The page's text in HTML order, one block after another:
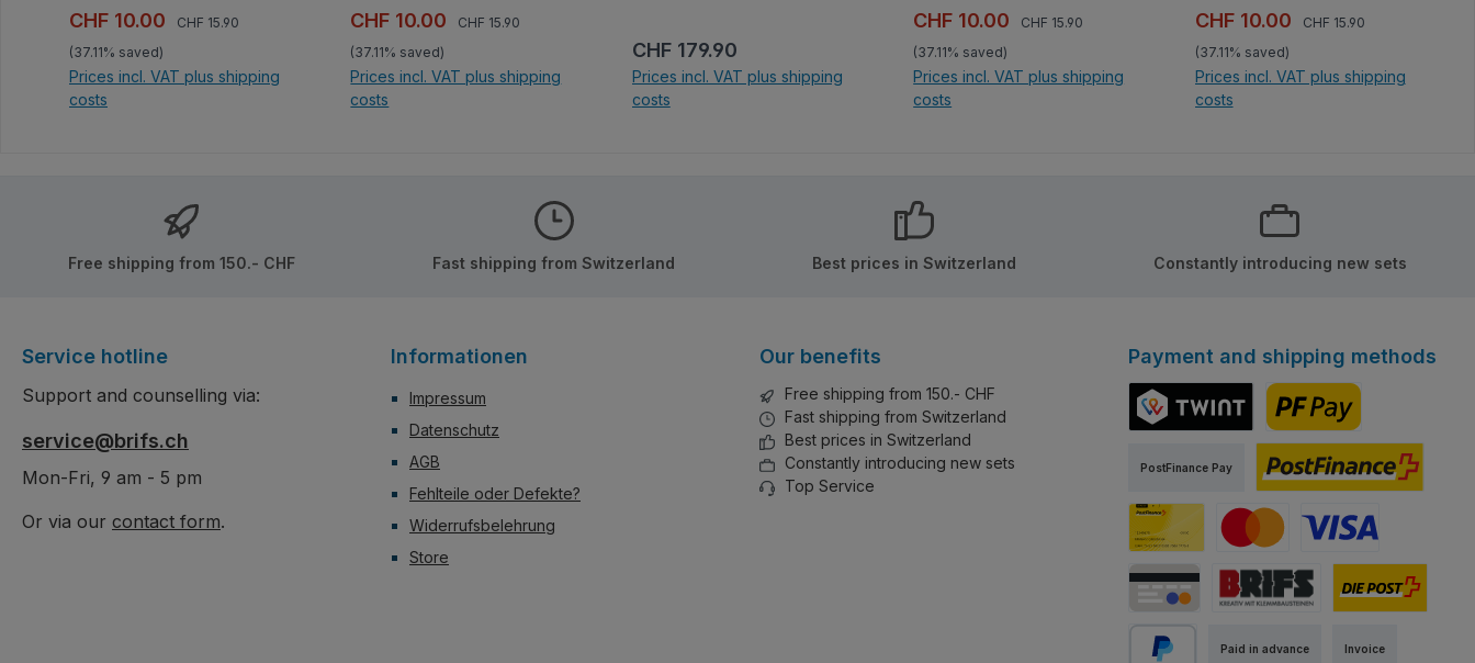
keine Aufkleber!
Sale price:
CHF 10.00 Regular price:
CHF 15.90
(37.11% saved)
Prices incl. VAT plus shipping
costs
Innen wie Außen vor
kreativen Bauelementen nur
so strotzen. Alle Teile
bedruckt, keine Aufkleber!
Sale price:
CHF 10.00 Regular price:
CHF 15.90
(37.11% saved)
Prices incl. VAT plus shipping
costs
Set aus Klemmbausteinen
der Marke Qman/Keeppley.
Wie immer bei Keepley top
Regular price:
CHF 179.90
Prices incl. VAT plus shipping
costs
Sale price:
CHF 10.00 Regular price:
CHF 15.90
(37.11% saved)
Prices incl. VAT plus shipping
costs
Sale price:
CHF 10.00 Regular price:
CHF 15.90
(37.11% saved)
Prices incl. VAT plus shipping
costs
Free shipping from 150.- CHF Fast shipping from Switzerland Best prices in Switzerland Constantly introducing new sets
Service hotline
Support and counselling via:
service@brifs.ch
Mon-Fri, 9 am - 5 pm
Or via our contact form.
Informationen
Impressum
Datenschutz
AGB
Fehlteile oder Defekte?
Widerrufsbelehrung
Store
Our benefits
Free shipping from 150.- CHF
Fast shipping from Switzerland
Best prices in Switzerland
Constantly introducing new sets
Top Service
Payment and shipping methods
PostFinance Pay
PostFinance Pay
Paid in advance Invoice